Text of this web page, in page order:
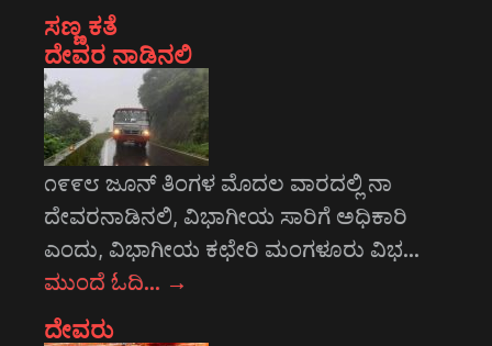
ಸಣ್ಣ ಕತೆ
ದೇವರ ನಾಡಿನಲಿ
೧೯೯೮ ಜೂನ್ ತಿಂಗಳ ಮೊದಲ ವಾರದಲ್ಲಿ ನಾ
ದೇವರನಾಡಿನಲಿ, ವಿಭಾಗೀಯ ಸಾರಿಗೆ ಅಧಿಕಾರಿ
ಎಂದು, ವಿಭಾಗೀಯ ಕಛೇರಿ ಮಂಗಳೂರು ವಿಭ…
ಮುಂದೆ ಓದಿ… →
ದೇವರು